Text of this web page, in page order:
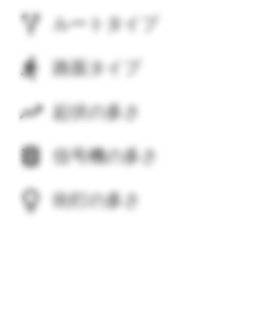
ルートタイプ
路面タイプ
起伏の多さ
信号機の多さ
街灯の多さ